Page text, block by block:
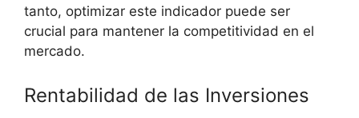
tanto, optimizar este indicador puede ser
crucial para mantener la competitividad en el
mercado.
Rentabilidad de las Inversiones